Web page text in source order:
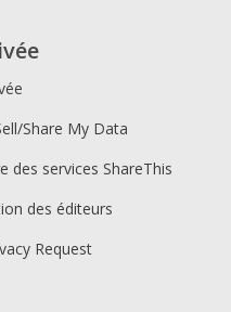
Share My Data
des services ShareThis
des éditeurs
Request